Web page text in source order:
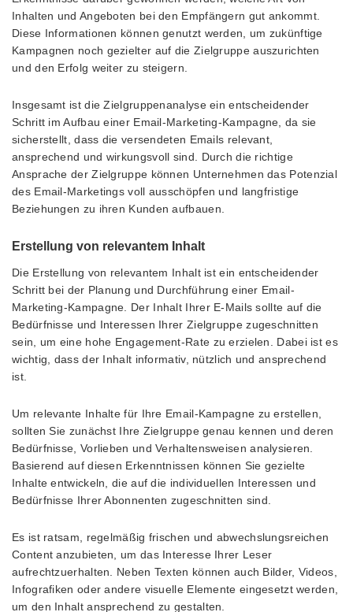
Inhalten und Angeboten bei den Empfängern gut ankommt.
Diese Informationen können genutzt werden, um zukünftige
Kampagnen noch gezielter auf die Zielgruppe auszurichten
und den Erfolg weiter zu steigern.
Insgesamt ist die Zielgruppenanalyse ein entscheidender
Schritt im Aufbau einer Email-Marketing-Kampagne, da sie
sicherstellt, dass die versendeten Emails relevant,
ansprechend und wirkungsvoll sind. Durch die richtige
Ansprache der Zielgruppe können Unternehmen das Potenzial
des Email-Marketings voll ausschöpfen und langfristige
Beziehungen zu ihren Kunden aufbauen.
Erstellung von relevantem Inhalt
Die Erstellung von relevantem Inhalt ist ein entscheidender
Schritt bei der Planung und Durchführung einer Email-
Marketing-Kampagne. Der Inhalt Ihrer E-Mails sollte auf die
Bedürfnisse und Interessen Ihrer Zielgruppe zugeschnitten
sein, um eine hohe Engagement-Rate zu erzielen. Dabei ist es
wichtig, dass der Inhalt informativ, nützlich und ansprechend
ist.
Um relevante Inhalte für Ihre Email-Kampagne zu erstellen,
sollten Sie zunächst Ihre Zielgruppe genau kennen und deren
Bedürfnisse, Vorlieben und Verhaltensweisen analysieren.
Basierend auf diesen Erkenntnissen können Sie gezielte
Inhalte entwickeln, die auf die individuellen Interessen und
Bedürfnisse Ihrer Abonnenten zugeschnitten sind.
Es ist ratsam, regelmäßig frischen und abwechslungsreichen
Content anzubieten, um das Interesse Ihrer Leser
aufrechtzuerhalten. Neben Texten können auch Bilder, Videos,
Infografiken oder andere visuelle Elemente eingesetzt werden,
um den Inhalt ansprechend zu gestalten.